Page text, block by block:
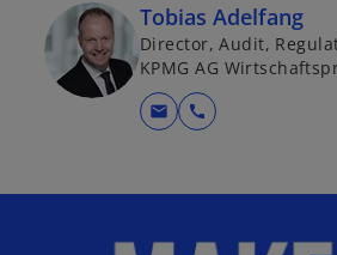
Tobias Adelfang
Director, Audit,
KPMG AG
mail call